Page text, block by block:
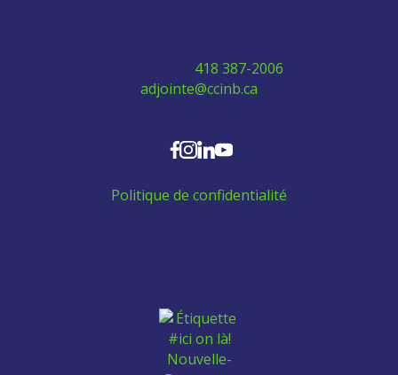
418 387-2006
adjointe@ccinb.ca
Politique de confidentialité